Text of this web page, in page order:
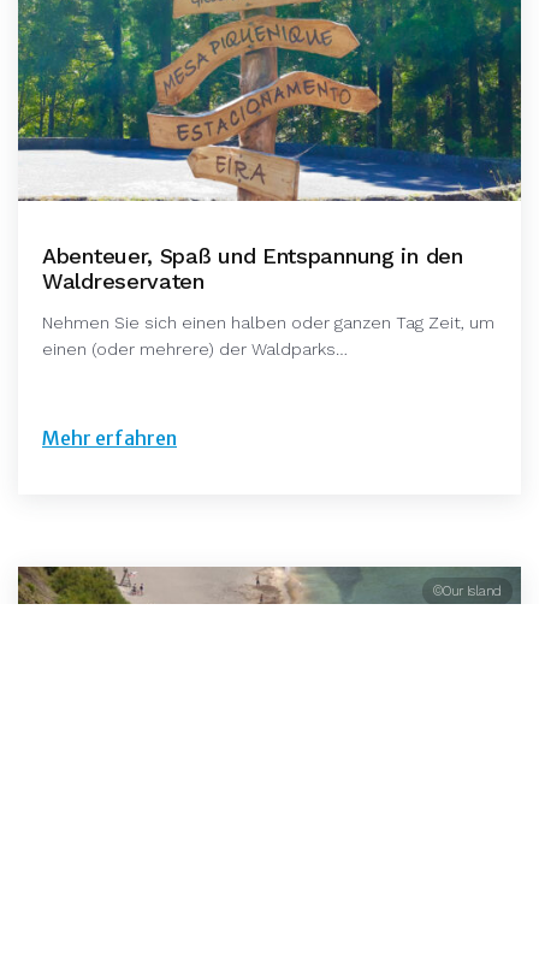
Abenteuer, Spaß und Entspannung in den
Waldreservaten
Nehmen Sie sich einen halben oder ganzen Tag Zeit, um
einen (oder mehrere) der Waldparks…
Mehr erfahren
©Our Island